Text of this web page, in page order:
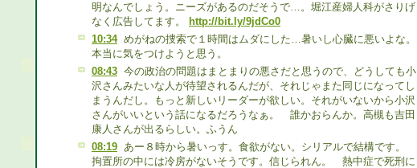
明なんでしょう。ニーズがあるのだそうで…。堀江産婦人科がさりげ
なく広告してます。
http://bit.ly/9jdCo0
10:34 めがねの捜索で１時間はムダにした…暑いし心臓に悪いよな。
本当に気をつけようと思う。
08:43 今の政治の問題はまとまりの悪さだと思うので、どうしても小
沢さんみたいな人が待望されるんだが、それじゃまた同じになってし
まうんだし。もっと新しいリーダーが欲しい。それがいないから小沢
さんがいいという話になるだろうなぁ。 誰かおらんか。高槻も吉田
康人さんが出るらしい。ふうん
08:19 あー８時から暑いっす。食欲がない。シリアルで結構です。
拘置所の中には冷房がないそうです。信じられん。 熱中症で死刑に